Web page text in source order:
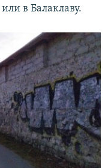
в Балаклаву.